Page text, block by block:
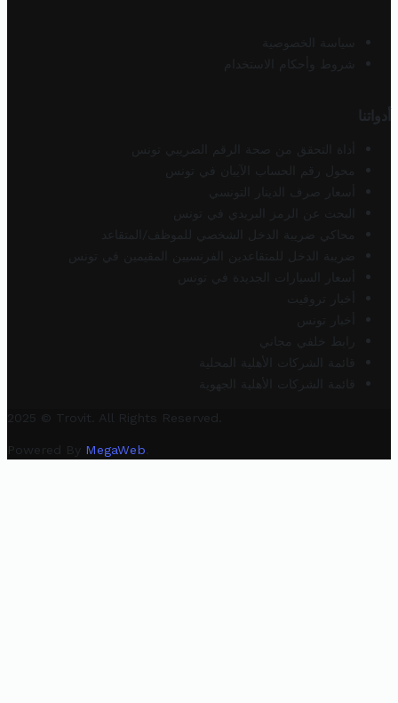
سياسة الخصوصية
شروط وأحكام الاستخدام
أدواتنا
أداة التحقق من صحة الرقم الضريبي تونس
محول رقم الحساب الآيبان في تونس
أسعار صرف الدينار التونسي
البحث عن الرمز البريدي في تونس
محاكي ضريبة الدخل الشخصي للموظف/المتقاعد
ضريبة الدخل للمتقاعدين الفرنسيين المقيمين في تونس
أسعار السيارات الجديدة في تونس
أخبار تروفيت
أخبار تونس
رابط خلفي مجاني
قائمة الشركات الأهلية المحلية
قائمة الشركات الأهلية الجهوية
2025 © Trovit. All Rights Reserved.
Powered By MegaWeb